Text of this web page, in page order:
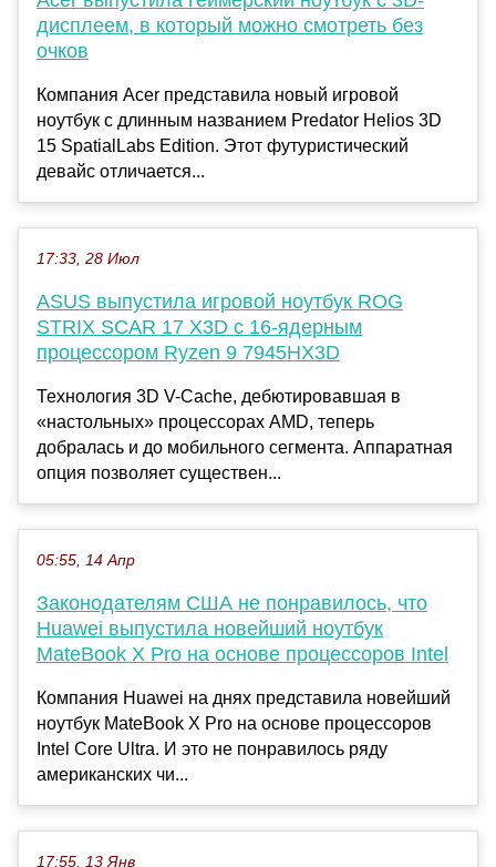
дисплеем, в который можно смотреть без
очков
Компания Acer представила новый игровой
ноутбук с длинным названием Predator Helios 3D
15 SpatialLabs Edition. Этот футуристический
девайс отличается...
17:33, 28 Июл
ASUS выпустила игровой ноутбук ROG
STRIX SCAR 17 X3D с 16-ядерным
процессором Ryzen 9 7945HX3D
Технология 3D V-Cache, дебютировавшая в
«настольных» процессорах AMD, теперь
добралась и до мобильного сегмента. Аппаратная
опция позволяет существен...
05:55, 14 Апр
Законодателям США не понравилось, что
Huawei выпустила новейший ноутбук
MateBook X Pro на основе процессоров Intel
Компания Huawei на днях представила новейший
ноутбук MateBook X Pro на основе процессоров
Intel Core Ultra. И это не понравилось ряду
американских чи...
17:55, 13 Янв